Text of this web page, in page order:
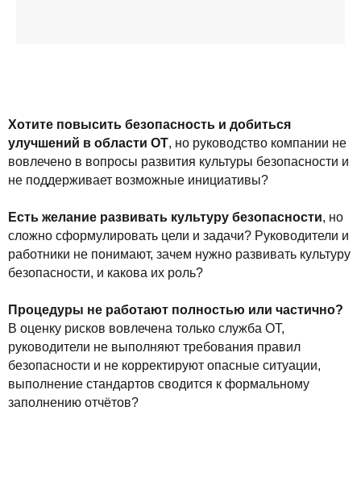
Хотите повысить безопасность и добиться
улучшений в области ОТ, но руководство компании не
вовлечено в вопросы развития культуры безопасности и
не поддерживает возможные инициативы?
Есть желание развивать культуру безопасности, но
сложно сформулировать цели и задачи? Руководители и
работники не понимают, зачем нужно развивать культуру
безопасности, и какова их роль?
Процедуры не работают полностью или частично?
В оценку рисков вовлечена только служба ОТ,
руководители не выполняют требования правил
безопасности и не корректируют опасные ситуации,
выполнение стандартов сводится к формальному
заполнению отчётов?